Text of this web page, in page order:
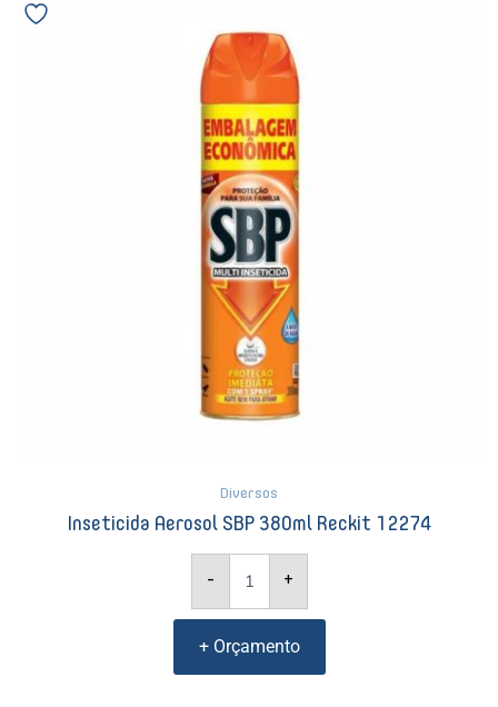
Diversos
Inseticida Aerosol SBP 380ml Reckit 12274
-
SBP
380ml
12274
quantidade
+
+ Orçamento